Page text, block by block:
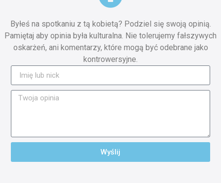
Byłeś na spotkaniu z tą kobietą? Podziel się swoją opinią.
Pamiętaj aby opinia była kulturalna. Nie tolerujemy fałszywych
oskarżeń, ani komentarzy, które mogą być odebrane jako
kontrowersyjne.
Wyślij